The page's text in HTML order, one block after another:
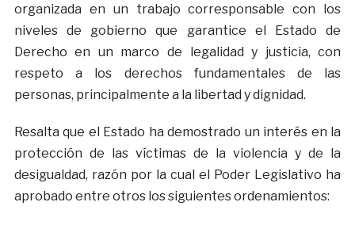
organizada en un trabajo corresponsable con los
niveles de gobierno que garantice el Estado de
Derecho en un marco de legalidad y justicia, con
respeto a los derechos fundamentales de las
personas, principalmente a la libertad y dignidad.
Resalta que el Estado ha demostrado un interés en la
protección de las víctimas de la violencia y de la
desigualdad, razón por la cual el Poder Legislativo ha
aprobado entre otros los siguientes ordenamientos: